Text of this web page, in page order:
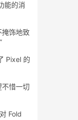
能的消
掩饰地致
Pixel 的
惜一切
Fold